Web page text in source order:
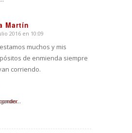
Martín
2016 en 10:09
muchos y mis
de enmienda siempre
corriendo.